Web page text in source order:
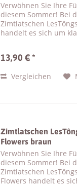
Verwöhnen Sie Ihre
diesem Sommer! Bei
Zimtlatschen
handelt es sich um
interessanten
gleichzeitig...
13,90 € *
Vergleichen
Zimtlatschen
Flowers braun
Verwöhnen Sie Ihre
diesem Sommer! Bei
Zimtlatschen
Flowers handelt es